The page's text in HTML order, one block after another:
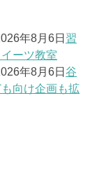
年8月6日 習
ーツ教室
年8月6日 谷
向け企画も拡